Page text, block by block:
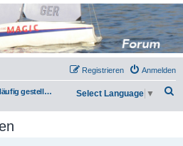
Anmelden
Registrieren
Häufig gestellte Fragen Select Language ▼